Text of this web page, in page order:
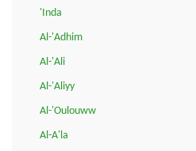
'Inda
Al-'Adhim
Al-'Ali
Al-'Aliyy
Al-'Oulouww
Al-A'la